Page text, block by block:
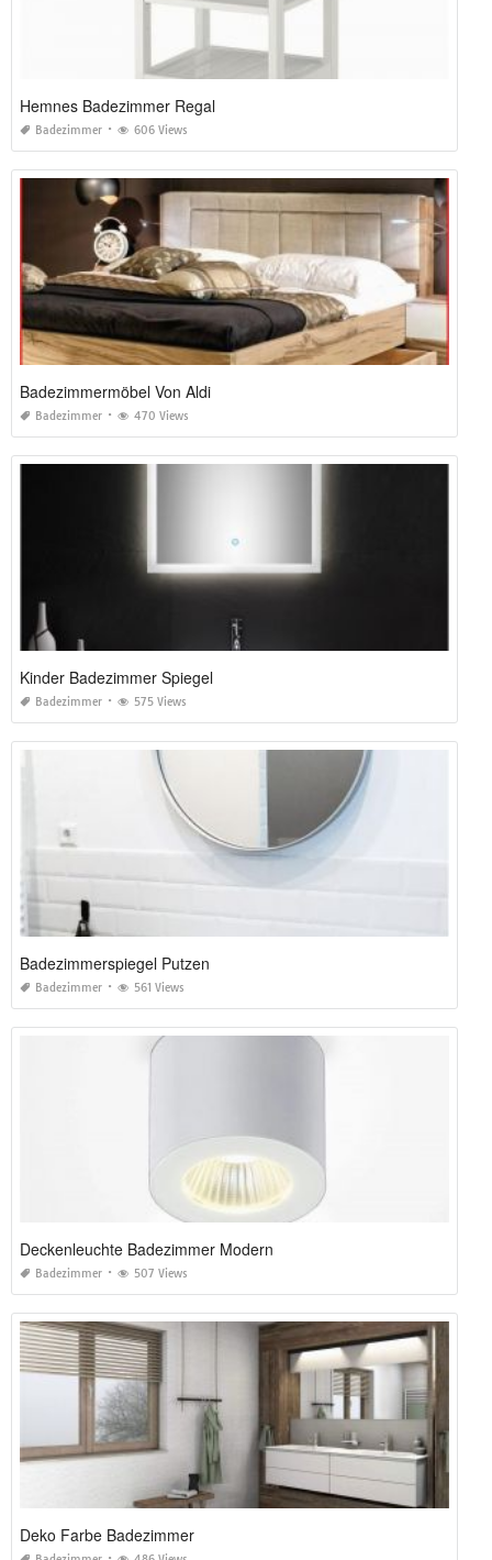
Hemnes Badezimmer Regal
Badezimmer 606 Views
Badezimmermöbel Von Aldi
Badezimmer 470 Views
Kinder Badezimmer Spiegel
Badezimmer 575 Views
Badezimmerspiegel Putzen
Badezimmer 561 Views
Deckenleuchte Badezimmer Modern
Badezimmer 507 Views
Deko Farbe Badezimmer